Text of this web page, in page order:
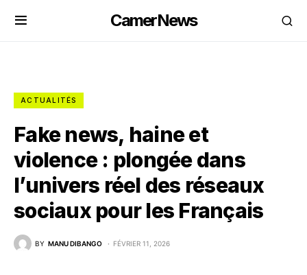
CamerNews
ACTUALITÉS
Fake news, haine et
violence : plongée dans
l’univers réel des réseaux
sociaux pour les Français
BY MANU DIBANGO FÉVRIER 11, 2026